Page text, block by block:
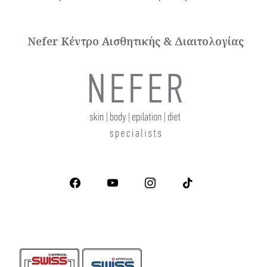
Nefer Κέντρο Αισθητικής & Διαιτολογίας
facebook youtube instagram tiktok